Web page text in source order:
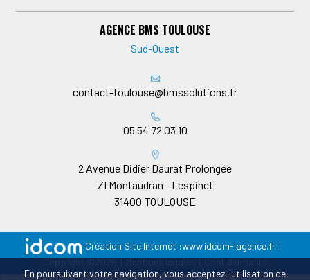
AGENCE BMS TOULOUSE
Sud-Ouest
contact-toulouse@bmssolutions.fr
05 54 72 03 10
2 Avenue Didier Daurat Prolongée
ZI Montaudran - Lespinet
31400 TOULOUSE
Création Site Internet :www.idcom-lagence.fr |
Copyright ©2026 | Mentions légales | Confidentialité
En poursuivant votre navigation, vous acceptez l'utilisation de